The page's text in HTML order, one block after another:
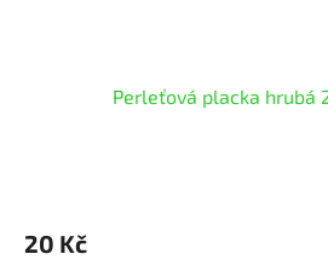
Perleťová placka hrubá
20 Kč